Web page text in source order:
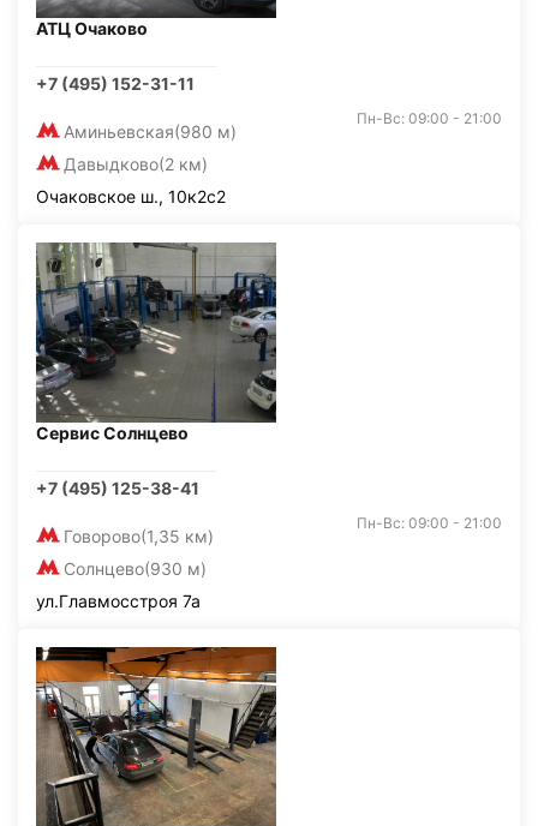
АТЦ Очаково
+7 (495) 152-31-11
Аминьевская(980 м)
Давыдково(2 км)
Пн-Вс: 09:00 - 21:00
Очаковское ш., 10к2с2
Сервис Солнцево
+7 (495) 125-38-41
Говорово(1,35 км)
Солнцево(930 м)
Пн-Вс: 09:00 - 21:00
ул.Главмосстроя 7а